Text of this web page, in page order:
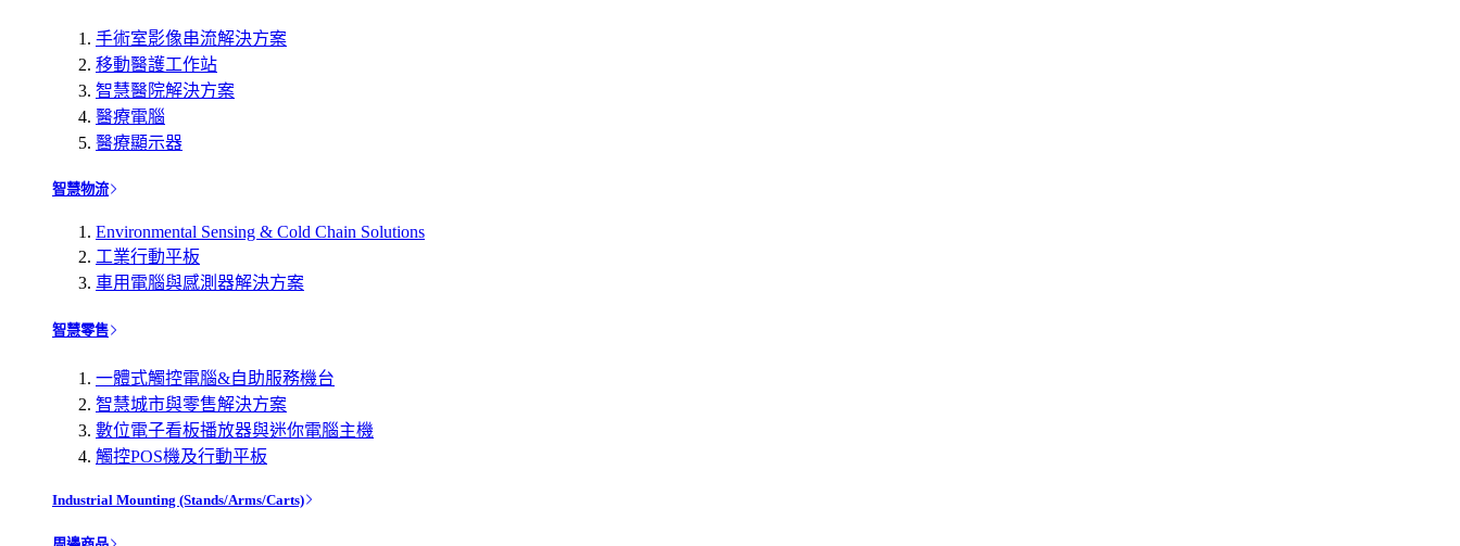
手術室影像串流解決方案
移動醫護工作站
智慧醫院解決方案
醫療電腦
醫療顯示器
智慧物流
Environmental Sensing & Cold Chain Solutions
工業行動平板
車用電腦與感測器解決方案
智慧零售
一體式觸控電腦&自助服務機台
智慧城市與零售解決方案
數位電子看板播放器與迷你電腦主機
觸控POS機及行動平板
Industrial Mounting (Stands/Arms/Carts)